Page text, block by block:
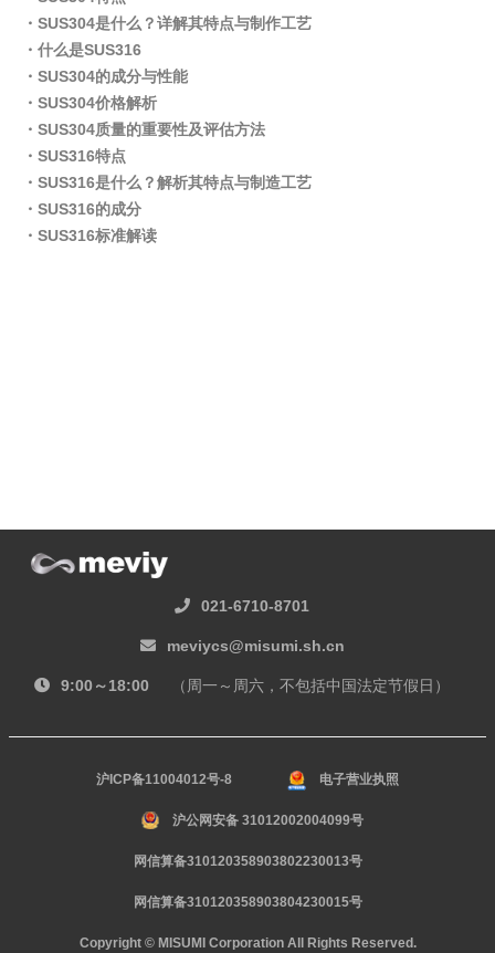
・SUS304是什么？详解其特点与制作工艺
・什么是SUS316
・SUS304的成分与性能
・SUS304价格解析
・SUS304质量的重要性及评估方法
・SUS316特点
・SUS316是什么？解析其特点与制造工艺
・SUS316的成分
・SUS316标准解读
021-6710-8701
meviycs@misumi.sh.cn
9:00～18:00 （周一～周六，不包括中国法定节假日）
沪ICP备11004012号-8 电子营业执照
沪公网安备 31012002004099号
网信算备310120358903802230013号
网信算备310120358903804230015号
Copyright © MISUMI Corporation All Rights Reserved.